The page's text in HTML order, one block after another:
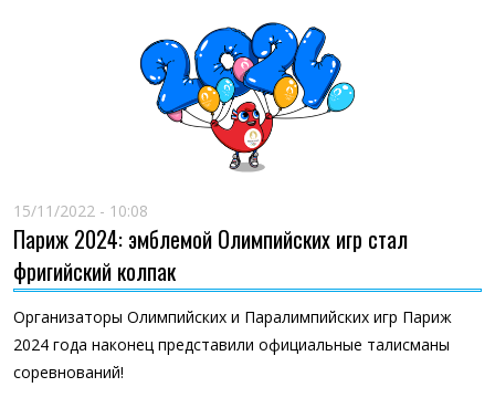
15/11/2022 - 10:08
Париж 2024: эмблемой Олимпийских игр стал
фригийский колпак
Организаторы Олимпийских и Паралимпийских игр Париж
2024 года наконец представили официальные талисманы
соревнований!